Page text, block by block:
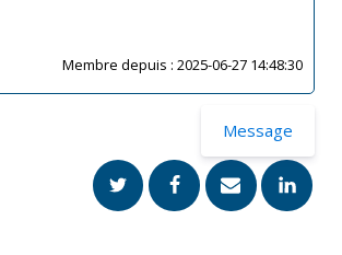
Membre depuis : 2025-06-27 14:48:30
Message